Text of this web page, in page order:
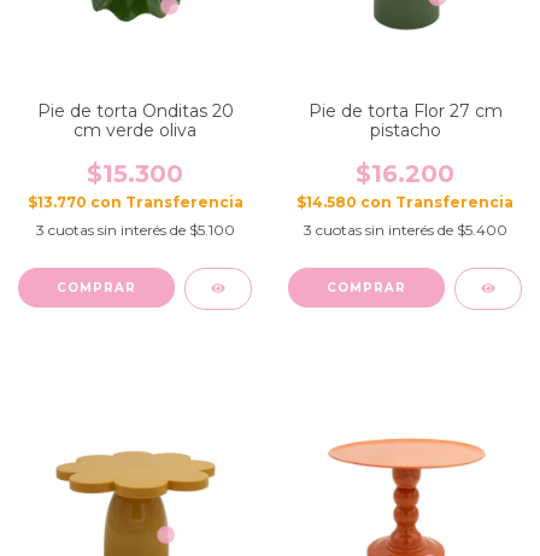
Pie de torta Onditas 20
cm verde oliva
$15.300
$13.770 con
3 cuotas sin interés de $5.100
Pie de torta Flor 27 cm
pistacho
$16.200
$14.580 con
3 cuotas sin interés de $5.400